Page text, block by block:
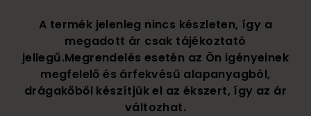
A termék jelenleg nincs készleten, így a
megadott ár csak tájékoztató
jellegű.Megrendelés esetén az Ön igényeinek
megfelelő és árfekvésű alapanyagból,
drágakőből készítjük el az ékszert, így az ár
változhat.